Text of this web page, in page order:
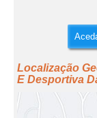
Localização
E Desportiva